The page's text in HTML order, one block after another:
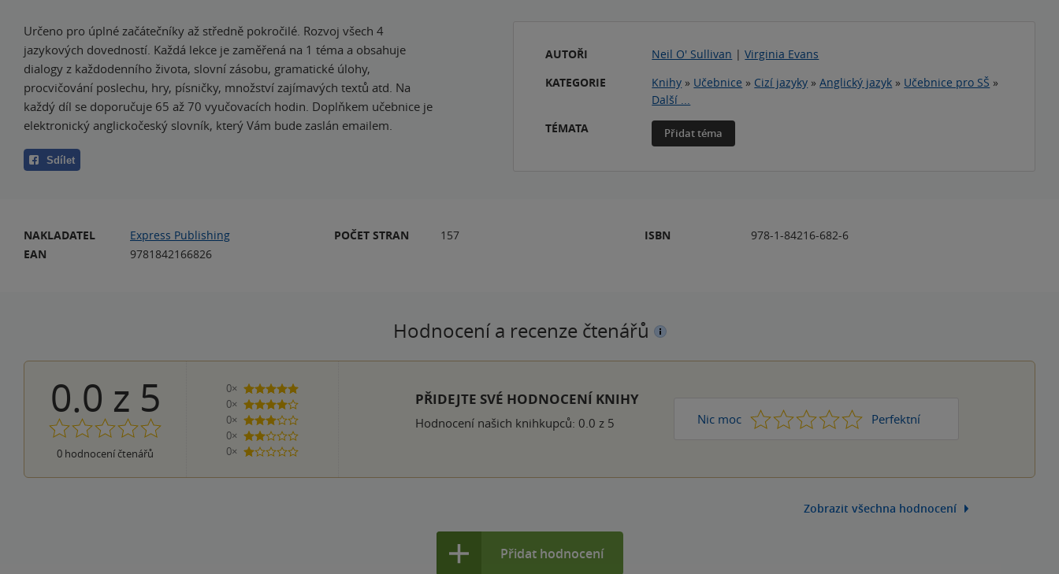
Určeno pro úplné začátečníky až středně pokročilé. Rozvoj všech 4
jazykových dovedností. Každá lekce je zaměřená na 1 téma a obsahuje
dialogy z každodenního života, slovní zásobu, gramatické úlohy,
procvičování poslechu, hry, písničky, množství zajímavých textů atd. Na
každý díl se doporučuje 65 až 70 vyučovacích hodin. Doplňkem učebnice je
elektronický anglickočeský slovník, který Vám bude zaslán emailem.
Sdílet
AUTOŘI Neil O' Sullivan |Virginia Evans
KATEGORIE
Knihy » Učebnice » Cizí jazyky »Anglický jazyk » Učebnice pro SŠ »
Další ...
TÉMATA
Přidat téma
NAKLADATEL
Express Publishing
EAN
9781842166826
POČET STRAN 157 ISBN 978-1-84216-682-6
Hodnocení a recenze čtenářů
0.0 z 5
0 hodnocení čtenářů
0×
5 hvězdiček
0×
4 hvězdičky
0×
3 hvězdičky
0×
2 hvězdičky
0×
1 hvezdička
PŘIDEJTE SVÉ HODNOCENÍ KNIHY
Hodnocení našich knihkupců: 0.0 z 5 Nic moc 1 2 3 4 Perfektní
5
Zobrazit všechna hodnocení
Přidat hodnocení